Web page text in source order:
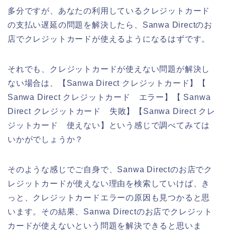
多分ですが、あなたの利用しているクレジットカード
の支払い遅延の問題を解決したら、Sanwa Directのお
店でクレジットカードが使えるようになるはずです。
それでも、クレジットカードが使えない問題が解決し
ない場合は、【Sanwa Direct クレジットカード】【
Sanwa Direct クレジットカード エラー】【 Sanwa
Direct クレジットカード 失敗】【Sanwa Direct クレ
ジットカード 使えない】という感じで調べてみては
いかがでしょうか？
そのような感じでご自身で、Sanwa Directのお店でク
レジットカードが使えない理由を検索していけば、き
っと、クレジットカードエラーの原因も見つかると思
います。その結果、Sanwa Directのお店でクレジット
カードが使えないという問題を解決できると思いま